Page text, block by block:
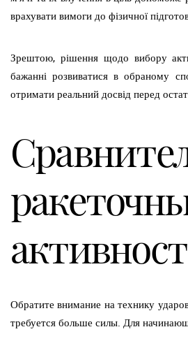
врахувати вимоги до фізичної
Зрештою, рішення щодо вибору
бажанні розвиватися в обраному
отримати реальний досвід перед
Обратите внимание на технику
требуется больше силы. Для